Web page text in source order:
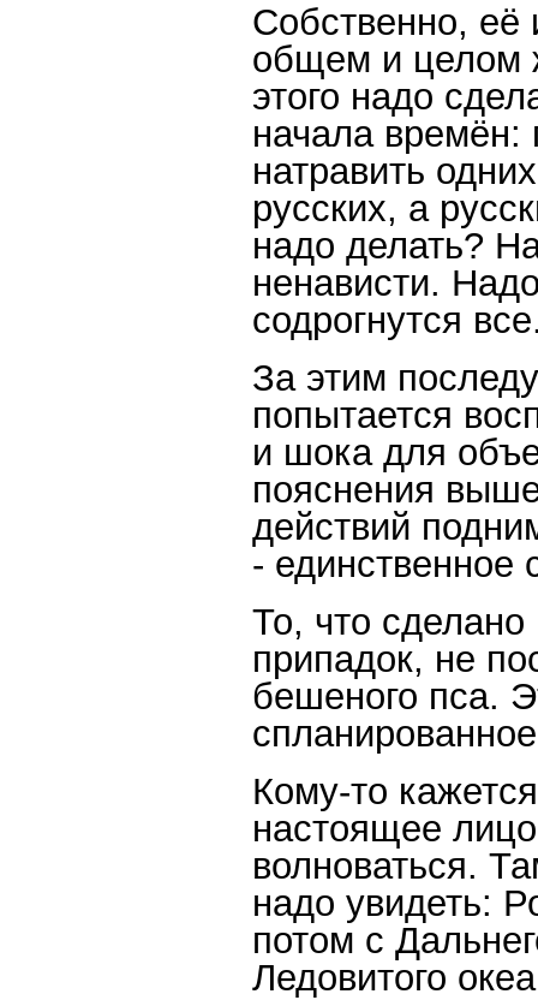
Собственно, её
общем и целом
этого надо
начала времён:
натравить
русских, а
надо делать?
ненависти.
содрогнутся
За этим
попытается
и шока для
пояснения
действий
-
То, что
припадок, не
бешеного пса.
Кому-то
настоящее
волноваться.
надо увидеть:
потом с
Ледовитого